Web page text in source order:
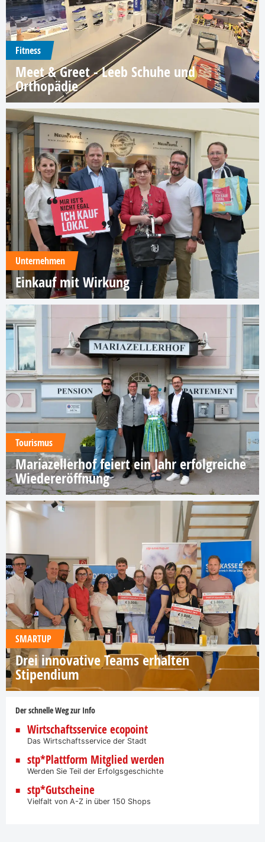
Fitness
Meet & Greet - Leeb Schuhe und
Orthopädie
Unternehmen
Einkauf mit Wirkung
Tourismus
Mariazellerhof feiert ein Jahr erfolgreiche
Wiedereröffnung
SMARTUP
Drei innovative Teams erhalten
Stipendium
Der schnelle Weg zur Info
Wirtschaftsservice ecopoint
Das Wirtschaftsservice der Stadt
stp*Plattform Mitglied werden
Werden Sie Teil der Erfolgsgeschichte
stp*Gutscheine
Vielfalt von A-Z in über 150 Shops